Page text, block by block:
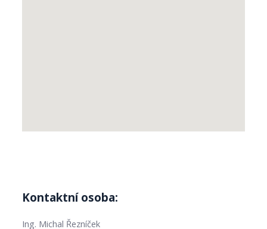
Kontaktní osoba:
Ing. Michal Řezníček